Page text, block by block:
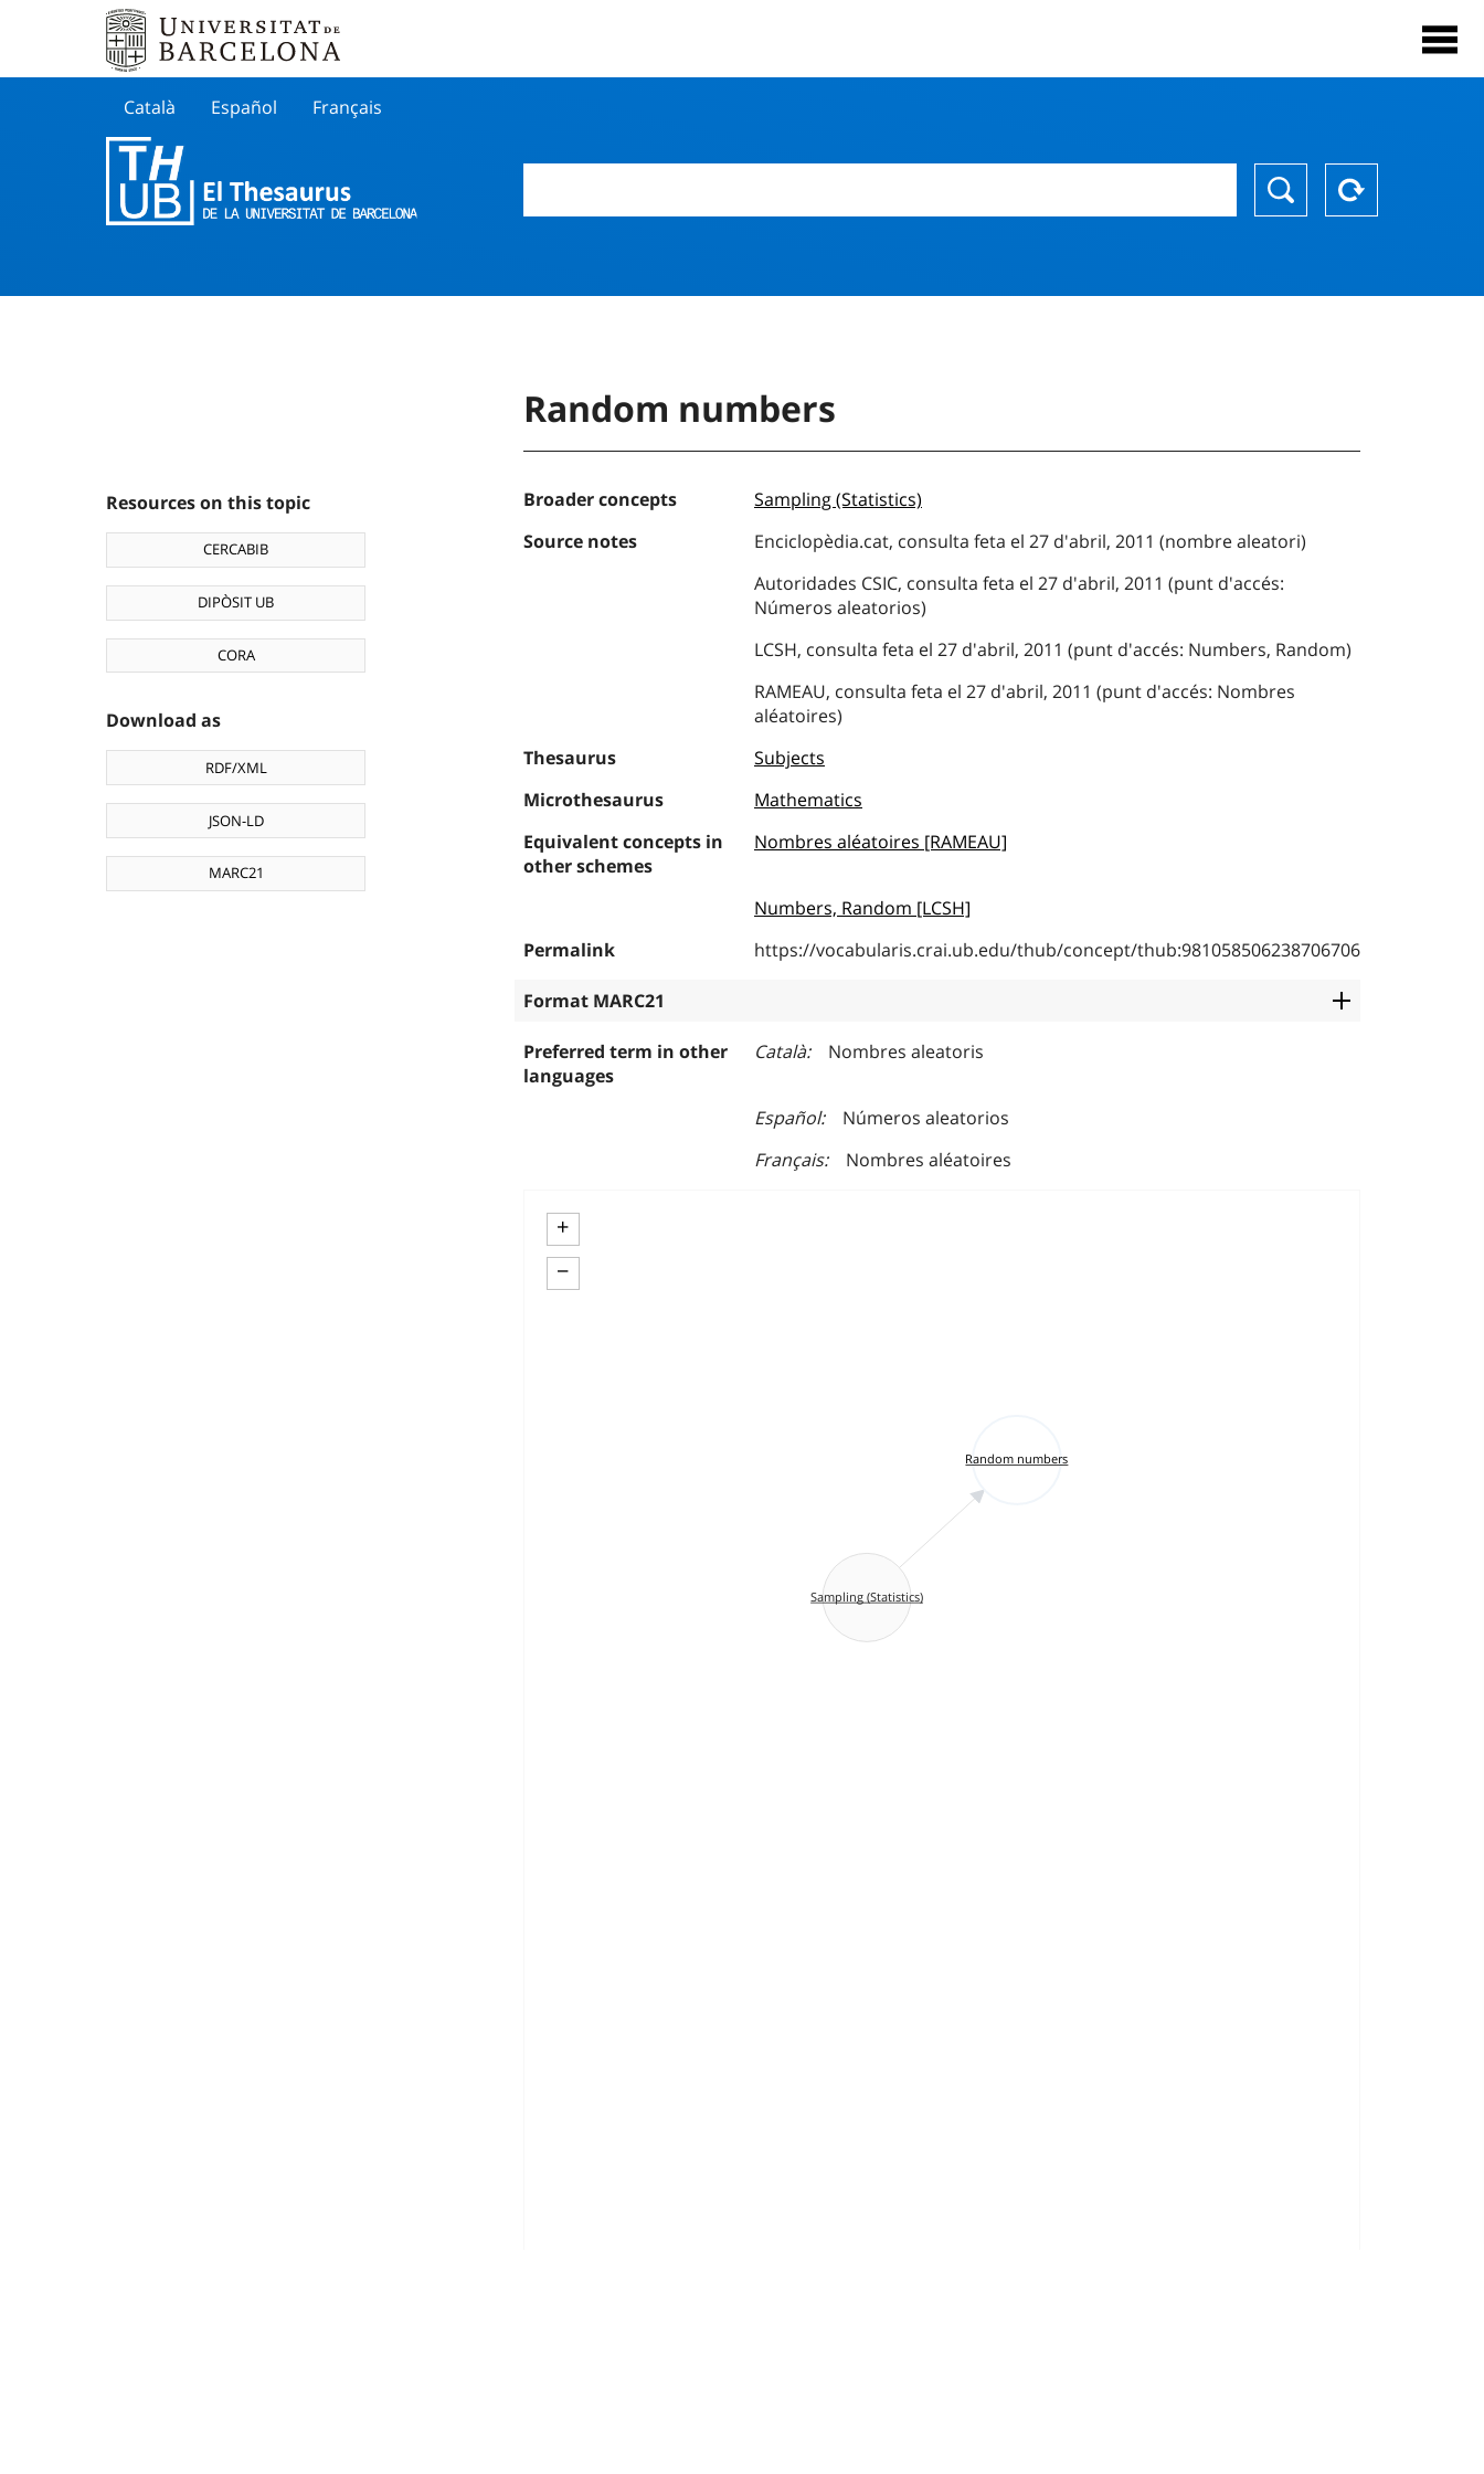
Català Español Français
Resources on this topic
CERCABIB
DIPÒSIT UB
CORA
Download as
RDF/XML
JSON-LD
MARC21
Random numbers
Broader concepts
Sampling (Statistics)
Source notes
Enciclopèdia.cat, consulta feta el 27 d'abril, 2011 (nombre aleatori)
Autoridades CSIC, consulta feta el 27 d'abril, 2011 (punt d'accés:
Números aleatorios)
LCSH, consulta feta el 27 d'abril, 2011 (punt d'accés: Numbers, Random)
RAMEAU, consulta feta el 27 d'abril, 2011 (punt d'accés: Nombres
aléatoires)
Thesaurus
Subjects
Microthesaurus
Mathematics
Equivalent concepts in
other schemes
Nombres aléatoires [RAMEAU]
Numbers, Random [LCSH]
Permalink
https://vocabularis.crai.ub.edu/thub/concept/thub:981058506238706706
Format MARC21
Preferred term in other
languages
Català Nombres aleatoris
Español
Números aleatorios
Français
Nombres aléatoires
+
−
Random numbers
Sampling (Statistics)